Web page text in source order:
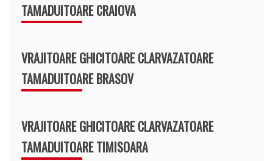
TAMADUITOARE CRAIOVA
VRAJITOARE GHICITOARE CLARVAZATOARE
TAMADUITOARE BRASOV
VRAJITOARE GHICITOARE CLARVAZATOARE
TAMADUITOARE TIMISOARA